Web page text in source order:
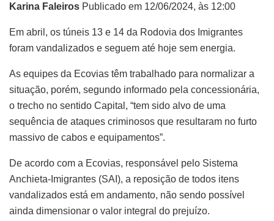
Karina Faleiros Publicado em 12/06/2024, às 12:00
Em abril, os túneis 13 e 14 da Rodovia dos Imigrantes
foram vandalizados e seguem até hoje sem energia.
As equipes da Ecovias têm trabalhado para normalizar a
situação, porém, segundo informado pela concessionária,
o trecho no sentido Capital, “tem sido alvo de uma
sequência de ataques criminosos que resultaram no furto
massivo de cabos e equipamentos”.
De acordo com a Ecovias, responsável pelo Sistema
Anchieta-Imigrantes (SAI), a reposição de todos itens
vandalizados está em andamento, não sendo possível
ainda dimensionar o valor integral do prejuízo.